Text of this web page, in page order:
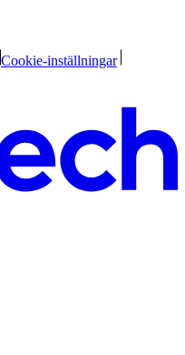
Cookie-inställningar